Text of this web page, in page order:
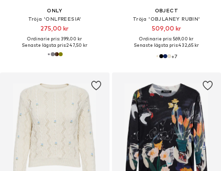
ONLY
Tröja 'ONLFREESIA'
275,00 kr
Ordinarie pris: 399,00 kr
Senaste lägsta pris:247,50 kr
OBJECT
Tröja 'OBJLANEY RUBIN'
509,00 kr
Ordinarie pris: 569,00 kr
Senaste lägsta pris:432,65 kr
+7